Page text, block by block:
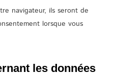
navigateur, ils seront de
lorsque vous
les données